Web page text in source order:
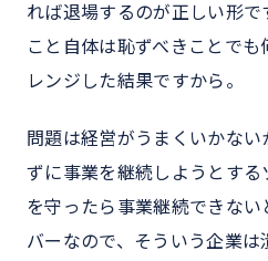
れば退場するのが正しい形で
こと自体は恥ずべきことで
レンジした結果ですから。
問題は経営がうまくいかな
ずに事業を継続しようとす
を守ったら事業継続できな
バーなので、そういう企業は